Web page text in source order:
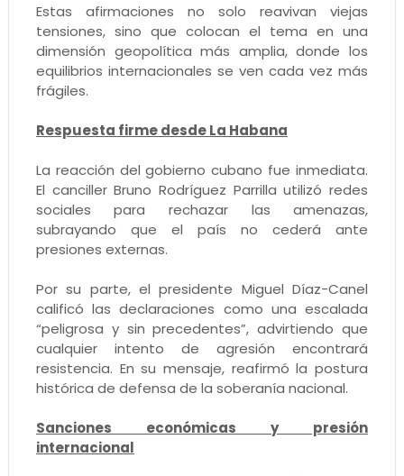
Estas afirmaciones no solo reavivan viejas
tensiones, sino que colocan el tema en una
dimensión geopolítica más amplia, donde los
equilibrios internacionales se ven cada vez más
frágiles.
Respuesta firme desde La Habana
La reacción del gobierno cubano fue inmediata.
El canciller Bruno Rodríguez Parrilla utilizó redes
sociales para rechazar las amenazas,
subrayando que el país no cederá ante
presiones externas.
Por su parte, el presidente Miguel Díaz-Canel
calificó las declaraciones como una escalada
“peligrosa y sin precedentes”, advirtiendo que
cualquier intento de agresión encontrará
resistencia. En su mensaje, reafirmó la postura
histórica de defensa de la soberanía nacional.
Sanciones económicas y presión
internacional